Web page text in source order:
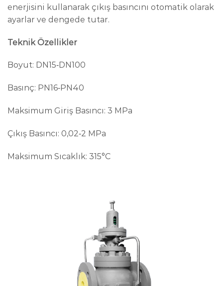
enerjisini kullanarak çıkış basıncını otomatik olarak
ayarlar ve dengede tutar.
Teknik Özellikler
Boyut: DN15‑DN100
Basınç: PN16‑PN40
Maksimum Giriş Basıncı: 3 MPa
Çıkış Basıncı: 0,02‑2 MPa
Maksimum Sıcaklık: 315°C